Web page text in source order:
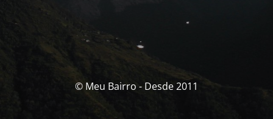
© Meu Bairro - Desde 2011